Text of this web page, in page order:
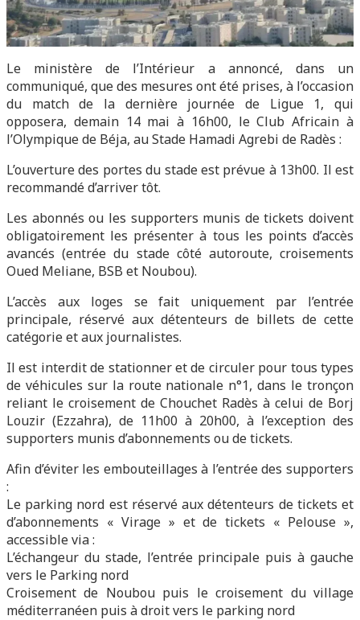
Le ministère de l’Intérieur a annoncé, dans un
communiqué, que des mesures ont été prises, à l’occasion
du match de la dernière journée de Ligue 1, qui
opposera, demain 14 mai à 16h00, le Club Africain à
l’Olympique de Béja, au Stade Hamadi Agrebi de Radès :
L’ouverture des portes du stade est prévue à 13h00. Il est
recommandé d’arriver tôt.
Les abonnés ou les supporters munis de tickets doivent
obligatoirement les présenter à tous les points d’accès
avancés (entrée du stade côté autoroute, croisements
Oued Meliane, BSB et Noubou).
L’accès aux loges se fait uniquement par l’entrée
principale, réservé aux détenteurs de billets de cette
catégorie et aux journalistes.
Il est interdit de stationner et de circuler pour tous types
de véhicules sur la route nationale n°1, dans le tronçon
reliant le croisement de Chouchet Radès à celui de Borj
Louzir (Ezzahra), de 11h00 à 20h00, à l’exception des
supporters munis d’abonnements ou de tickets.
Afin d’éviter les embouteillages à l’entrée des supporters
:
Le parking nord est réservé aux détenteurs de tickets et
d’abonnements « Virage » et de tickets « Pelouse »,
accessible via :
L’échangeur du stade, l’entrée principale puis à gauche
vers le Parking nord
Croisement de Noubou puis le croisement du village
méditerranéen puis à droit vers le parking nord